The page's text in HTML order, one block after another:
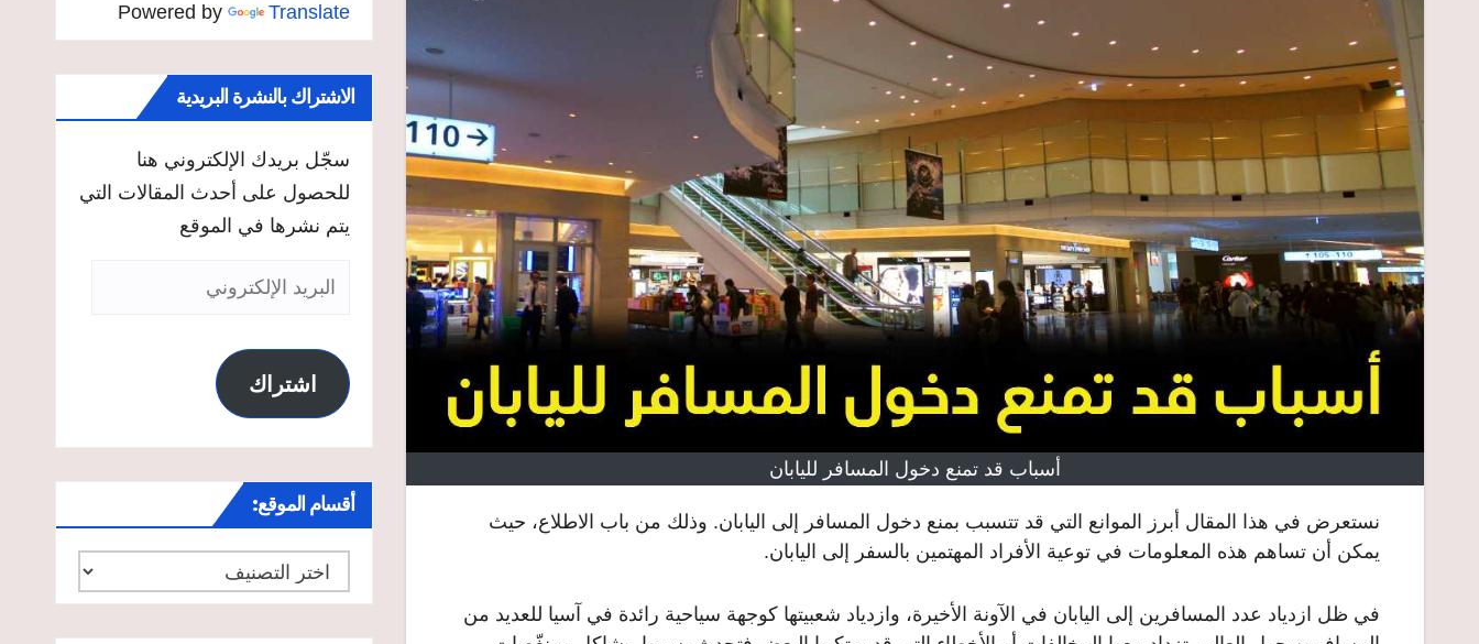
أسباب قد تمنع دخول المسافر لليابان
نستعرض في هذا المقال أبرز الموانع التي قد تتسبب بمنع دخول المسافر إلى اليابان. وذلك من باب الاطلاع، حيث
يمكن أن تساهم هذه المعلومات في توعية الأفراد المهتمين بالسفر إلى اليابان.
في ظل ازدياد عدد المسافرين إلى اليابان في الآونة الأخيرة، وازدياد شعبيتها كوجهة سياحية رائدة في آسيا للعديد من
Powered by Translate
الاشتراك بالنشرة البريدية
سجّل بريدك الإلكتروني هنا
للحصول على أحدث المقالات التي
يتم نشرها في الموقع
البريد
اشتراك
أقسام الموقع:
أقسام
الموقع: